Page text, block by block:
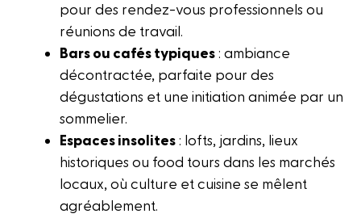
pour des rendez-vous professionnels ou
réunions de travail.
Bars ou cafés typiques: ambiance
décontractée, parfaite pour des
dégustations et une initiation animée par un
sommelier.
Espaces insolites: lofts, jardins, lieux
historiques ou food tours dans les marchés
locaux, où culture et cuisine se mêlent
agréablement.